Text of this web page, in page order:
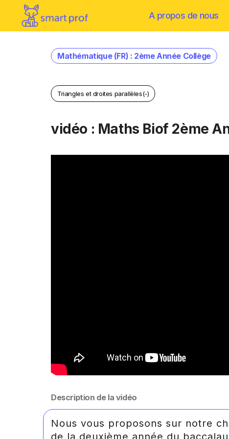
A propos de nous
Mathématique (FR) : 2ème Année Collège
Triangles et droites parallèles(-)
Description de la vidéo
Nous vous proposons sur notre
de la deuxième année du